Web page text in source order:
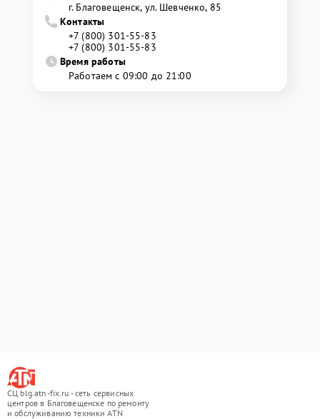
г. Благовещенск, ул. Шевченко, 85
Контакты
+7 (800) 301-55-83
+7 (800) 301-55-83
Время работы
Работаем с 09:00 до 21:00
СЦ blg.atn-fix.ru - сеть сервисных
центров в Благовещенске по ремонту
и обслуживанию техники ATN